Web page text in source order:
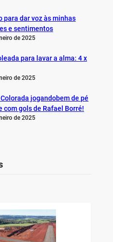
para dar voz às minhas
e sentimentos
de 2025
para lavar a alma: 4 x
de 2025
jogandobem de pé
com gols de Rafael Borré!
de 2025